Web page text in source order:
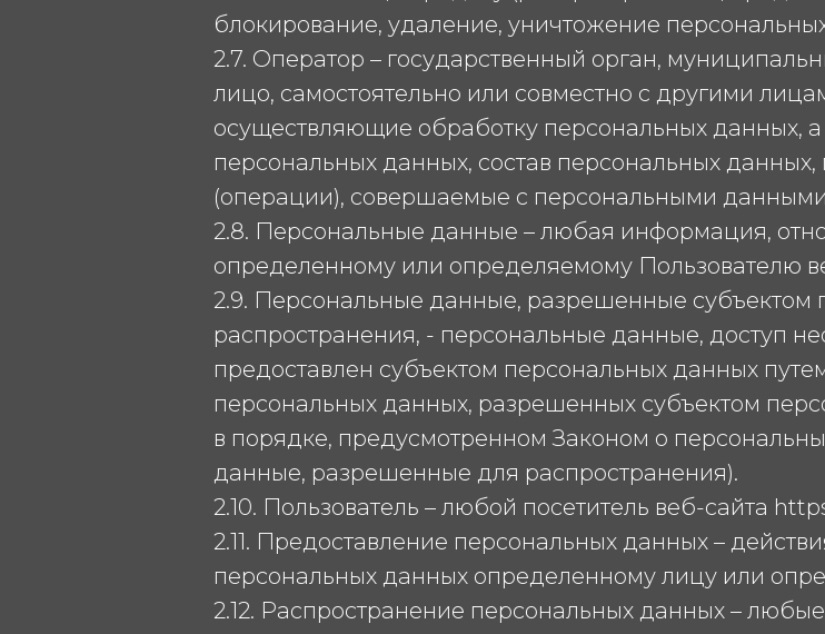
блокирование, удаление, уничтожение
2.7. Оператор – государственный орган,
лицо, самостоятельно или совместно с другими
осуществляющие обработку персональных данных,
персональных данных, состав персональных
(операции), совершаемые с персональными
2.8. Персональные данные – любая информация,
определенному или определяемому Пользователю
2.9. Персональные данные, разрешенные субъектом
распространения, - персональные данные, доступ
предоставлен субъектом персональных данных
персональных данных, разрешенных субъектом
в порядке, предусмотренном Законом о
данные, разрешенные для распространения).
2.10. Пользователь – любой посетитель веб-сайта
2.11. Предоставление персональных данных –
персональных данных определенному лицу или
2.12. Распространение персональных данных –